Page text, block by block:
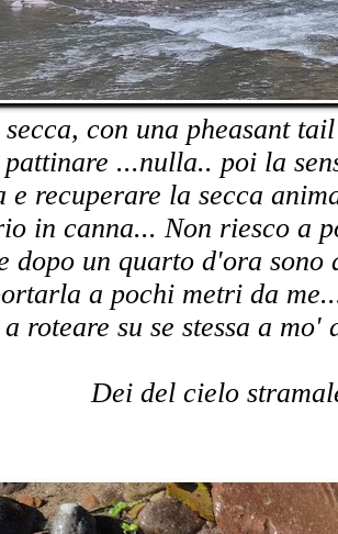
secca, con una pheasant
...nulla.. poi la
e recuperare la secca
in canna... Non riesco a
dopo un quarto d'ora sono
a pochi metri da
roteare su se stessa a
Dei del cielo